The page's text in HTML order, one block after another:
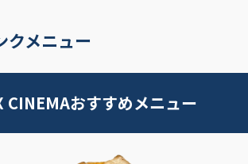
クメニュー
CINEMAおすすめメニュー